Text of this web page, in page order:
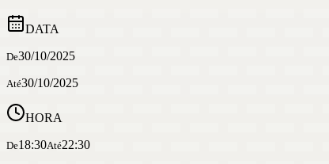
DATA
De30/10/2025
Até30/10/2025
HORA
De18:30Até22:30